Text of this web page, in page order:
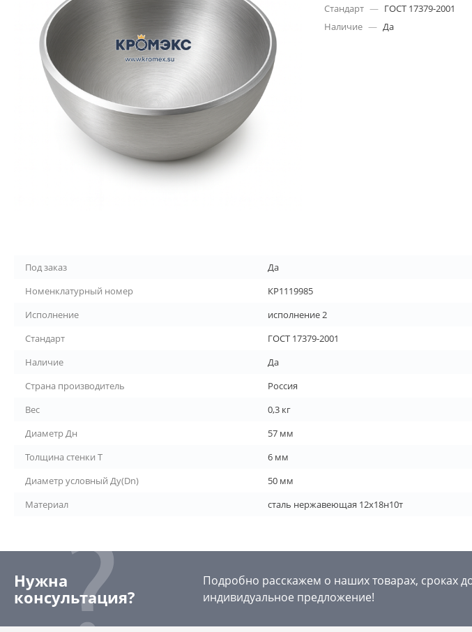
Стандарт — ГОСТ 17379-2001
Наличие — Да
Под заказ
Да
Номенклатурный номер
КР1119985
Исполнение
исполнение 2
Стандарт
ГОСТ 17379-2001
Наличие
Да
Страна производитель
Россия
Вес
0,3 кг
Диаметр Дн
57 мм
Толщина стенки Т
6 мм
Диаметр условный Ду(Dn)
50 мм
Материал
сталь нержавеющая 12х18н10т
Нужна
консультация?
Подробно расскажем о наших товарах, сроках
индивидуальное предложение!